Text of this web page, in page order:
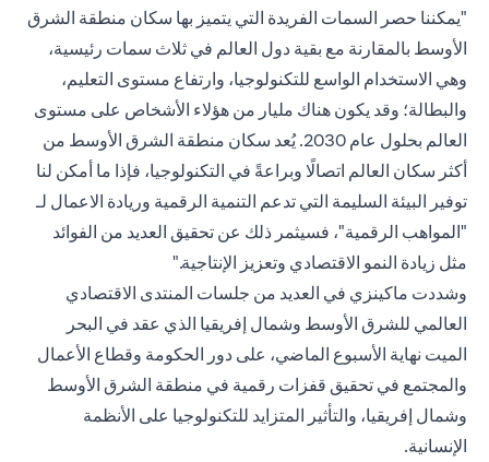
"يمكننا حصر السمات الفريدة التي يتميز بها سكان منطقة الشرق
الأوسط بالمقارنة مع بقية دول العالم في ثلاث سمات رئيسية،
وهي الاستخدام الواسع للتكنولوجيا، وارتفاع مستوى التعليم،
والبطالة؛ وقد يكون هناك مليار من هؤلاء الأشخاص على مستوى
العالم بحلول عام 2030. يُعد سكان منطقة الشرق الأوسط من
أكثر سكان العالم اتصالًا وبراعةً في التكنولوجيا، فإذا ما أمكن لنا
توفير البيئة السليمة التي تدعم التنمية الرقمية وريادة الاعمال لـ
"المواهب الرقمية"، فسيثمر ذلك عن تحقيق العديد من الفوائد
مثل زيادة النمو الاقتصادي وتعزيز الإنتاجية."
وشددت ماكينزي في العديد من جلسات المنتدى الاقتصادي
العالمي للشرق الأوسط وشمال إفريقيا الذي عقد في البحر
الميت نهاية الأسبوع الماضي، على دور الحكومة وقطاع الأعمال
والمجتمع في تحقيق قفزات رقمية في منطقة الشرق الأوسط
وشمال إفريقيا، والتأثير المتزايد للتكنولوجيا على الأنظمة
الإنسانية.